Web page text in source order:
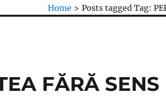
Home > Posts tagged Tag:
FĂRĂ SENS